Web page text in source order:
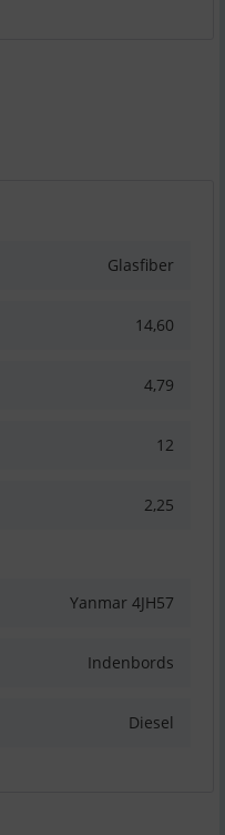
Glasfiber
14,60
4,79
12
2,25
Yanmar 4JH57
Indenbords
Diesel